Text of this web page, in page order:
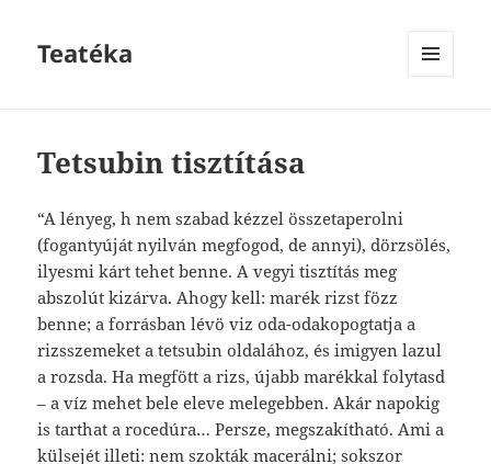
Teatéka
Tetsubin tisztítása
“A lényeg, h nem szabad kézzel összetaperolni
(fogantyúját nyilván megfogod, de annyi), dörzsölés,
ilyesmi kárt tehet benne. A vegyi tisztítás meg
abszolút kizárva. Ahogy kell: marék rizst fözz
benne; a forrásban lévö viz oda-odakopogtatja a
rizsszemeket a tetsubin oldalához, és imigyen lazul
a rozsda. Ha megfött a rizs, újabb marékkal folytasd
– a víz mehet bele eleve melegebben. Akár napokig
is tarthat a rocedúra… Persze, megszakítható. Ami a
külsejét illeti: nem szokták macerálni; sokszor